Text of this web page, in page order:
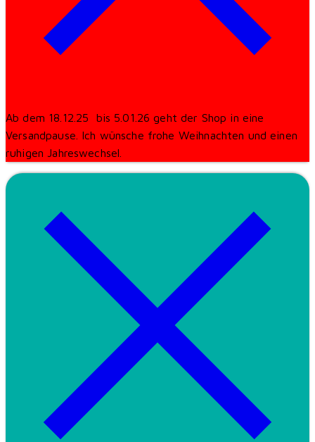
Ab dem 18.12.25 bis 5.01.26 geht der Shop in eine
Versandpause. Ich wünsche frohe Weihnachten und einen
ruhigen Jahreswechsel.